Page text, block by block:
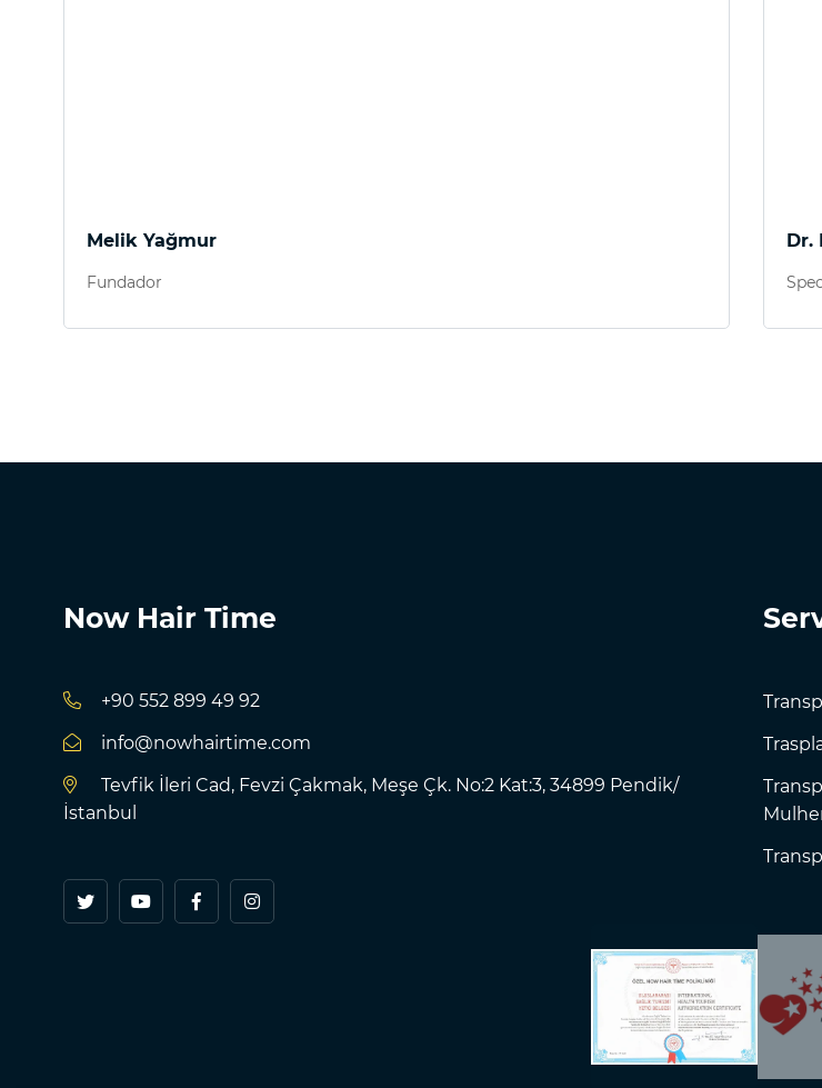
Melik Yağmur
Fundador
Dr.
Now Hair Time
+90 552 899 49 92
info@nowhairtime.com
Tevfik İleri Cad, Fevzi Çakmak, Meşe Çk. No:2 Kat:3, 34899 Pendik/
İstanbul